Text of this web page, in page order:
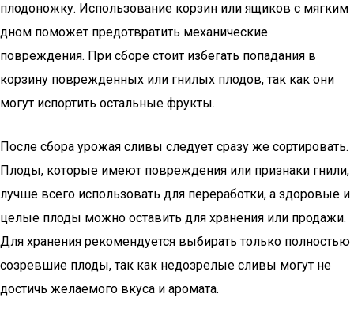
плодоножку. Использование корзин или ящиков с мягким
дном поможет предотвратить механические
повреждения. При сборе стоит избегать попадания в
корзину поврежденных или гнилых плодов, так как они
могут испортить остальные фрукты.
После сбора урожая сливы следует сразу же сортировать.
Плоды, которые имеют повреждения или признаки гнили,
лучше всего использовать для переработки, а здоровые и
целые плоды можно оставить для хранения или продажи.
Для хранения рекомендуется выбирать только полностью
созревшие плоды, так как недозрелые сливы могут не
достичь желаемого вкуса и аромата.